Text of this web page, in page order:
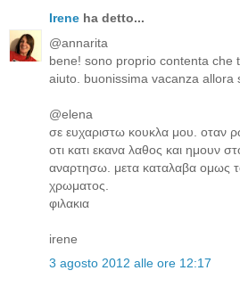
Irene ha detto...
@annarita
bene! sono proprio contenta che
aiuto. buonissima vacanza allora
@elena
σε ευχαριστω κουκλα μου. οταν
οτι κατι εκανα λαθος και ημουν
αναρτησω. μετα καταλαβα ομως
χρωματος.
φιλακια
irene
3 agosto 2012 alle ore 12:17